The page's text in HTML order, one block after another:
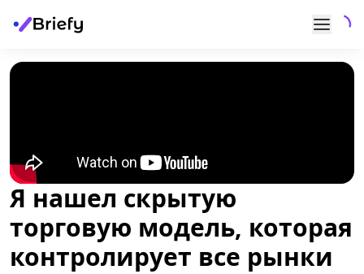
Я нашел скрытую
торговую модель, которая
контролирует все рынки